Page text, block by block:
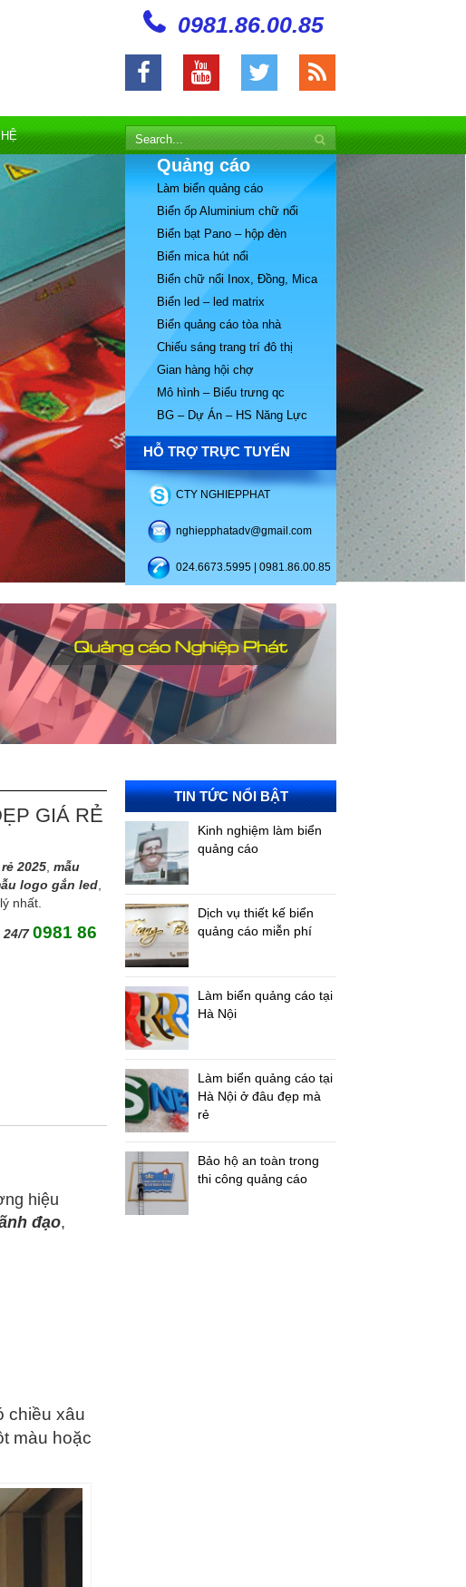
0981.86.00.85
Quảng cáo
Làm biển quảng cáo
Biển ốp Aluminium chữ nổi
Biển bạt Pano – hộp đèn
Biển mica hút nổi
Biển chữ nổi Inox, Đồng, Mica
Biển led – led matrix
Biển quảng cáo tòa nhà
Chiếu sáng trang trí đô thị
Gian hàng hội chợ
Mô hình – Biểu trưng qc
BG – Dự Án – HS Năng Lực
HỖ TRỢ TRỰC TUYẾN
CTY NGHIEPPHAT
nghiepphatadv@gmail.com
024.6673.5995 | 0981.86.00.85
GIÁ RẺ
2025, mẫu
logo gắn led,
nhất.
7 0981 86
hiệu
đạo,
chiều xâu
màu hoặc
TIN TỨC NỔI BẬT
Kinh nghiệm làm biển
quảng cáo
Dịch vụ thiết kế biển
quảng cáo miễn phí
Làm biển quảng cáo tại
Hà Nội
Làm biển quảng cáo tại
Hà Nội ở đâu đẹp mà
rẻ
Bảo hộ an toàn trong
thi công quảng cáo